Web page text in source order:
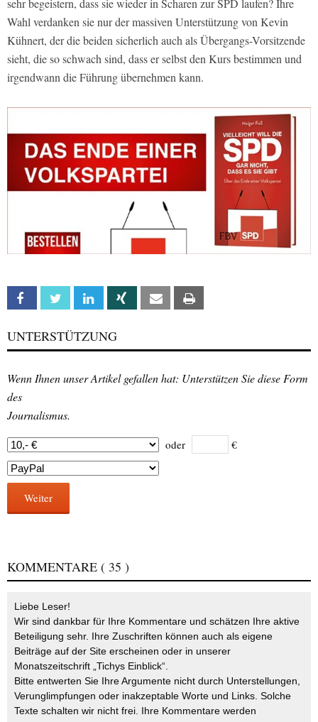
sehr begeistern, dass sie wieder in Scharen zur SPD laufen? Ihre
Wahl verdanken sie nur der massiven Unterstützung von Kevin
Kühnert, der die beiden sicherlich auch als Übergangs-Vorsitzende
sieht, die so schwach sind, dass er selbst den Kurs bestimmen und
irgendwann die Führung übernehmen kann.
Facebook Twitter Linkedin Xing Email
UNTERSTÜTZUNG
Wenn Ihnen unser Artikel gefallen hat: Unterstützen Sie diese Form
des
Journalismus.
oder €
Weiter
KOMMENTARE ( 35 )
Liebe Leser!
Wir sind dankbar für Ihre Kommentare und schätzen Ihre aktive
Beteiligung sehr. Ihre Zuschriften können auch als eigene
Beiträge auf der Site erscheinen oder in unserer
Monatszeitschrift „Tichys Einblick“.
Bitte entwerten Sie Ihre Argumente nicht durch Unterstellungen,
Verunglimpfungen oder inakzeptable Worte und Links. Solche
Texte schalten wir nicht frei. Ihre Kommentare werden